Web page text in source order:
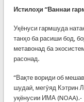
Истилоҳи “Ваннаи
Уқёнуси гармшуда
танҳо ба расиши бод,
метавонад ба
расонад.
“Вақте вориди об
шудаӣ, мегӯяд Кэтрин
уқёнусии ИМА